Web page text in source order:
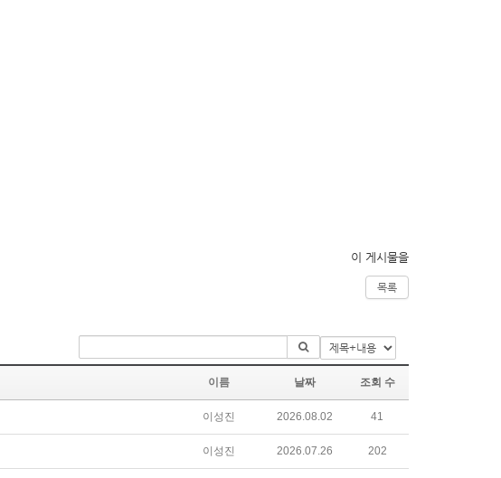
이 게시물을
목록
이름 날짜 조회 수
이성진 2026.08.02 41
이성진 2026.07.26 202